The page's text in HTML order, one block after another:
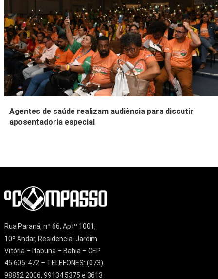
Agentes de saúde realizam audiência para discutir
aposentadoria especial
Rua Paraná, nº 66, Aptº 1001,
10º Andar, Residencial Jardim
Vitória – Itabuna – Bahia – CEP
45.605-472 – TELEFONES: (073)
98852 2006, 99134 5375 e 3613